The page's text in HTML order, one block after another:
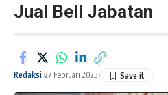
Jual Beli Jabatan
Redaksi 27 Februari 2025